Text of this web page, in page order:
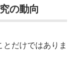
の動向
だけではありま